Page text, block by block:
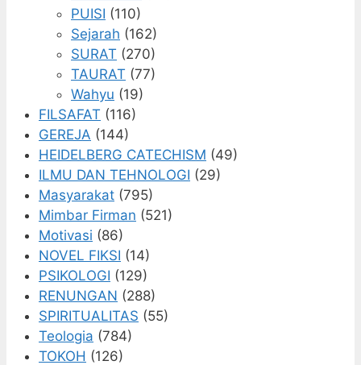
PUISI (110)
Sejarah (162)
SURAT (270)
TAURAT (77)
Wahyu (19)
FILSAFAT (116)
GEREJA (144)
HEIDELBERG CATECHISM (49)
ILMU DAN TEHNOLOGI (29)
Masyarakat (795)
Mimbar Firman (521)
Motivasi (86)
NOVEL FIKSI (14)
PSIKOLOGI (129)
RENUNGAN (288)
SPIRITUALITAS (55)
Teologia (784)
TOKOH (126)